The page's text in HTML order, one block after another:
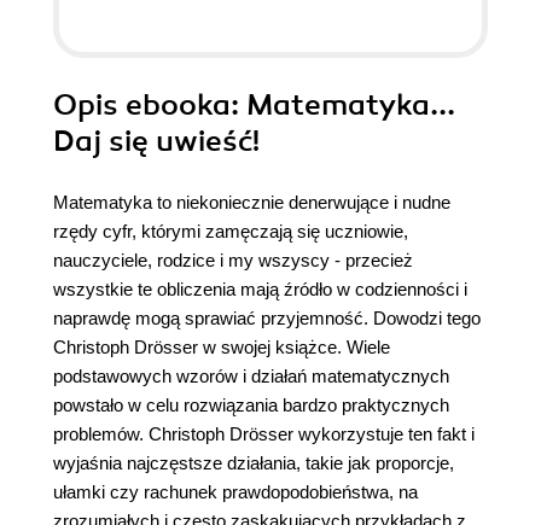
Opis ebooka: Matematyka...
Daj się uwieść!
Matematyka to niekoniecznie denerwujące i nudne
rzędy cyfr, którymi zamęczają się uczniowie,
nauczyciele, rodzice i my wszyscy - przecież
wszystkie te obliczenia mają źródło w codzienności i
naprawdę mogą sprawiać przyjemność. Dowodzi tego
Christoph Drösser w swojej książce. Wiele
podstawowych wzorów i działań matematycznych
powstało w celu rozwiązania bardzo praktycznych
problemów. Christoph Drösser wykorzystuje ten fakt i
wyjaśnia najczęstsze działania, takie jak proporcje,
ułamki czy rachunek prawdopodobieństwa, na
zrozumiałych i często zaskakujących przykładach z